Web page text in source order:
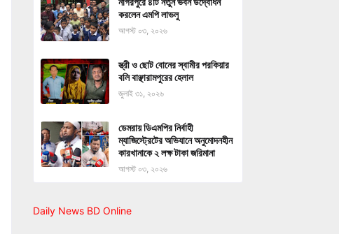
করলেন এমপি লাভলু
আগস্ট ০৩, ২০২৬
স্ত্রী ও ছোট বোনের স্বামীর পরকিয়ার
বলি বাঞ্ছারামপুরের হেলাল
জুলাই ৩১, ২০২৬
ডেমরায় ডিএমপির নির্বাহী
ম্যাজিস্ট্রেটের অভিযানে অনুমোদনহীন
কারখানাকে ২ লক্ষ টাকা জরিমানা
আগস্ট ০৩, ২০২৬
Daily News BD Online